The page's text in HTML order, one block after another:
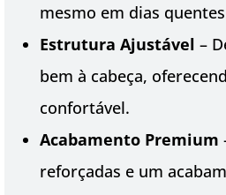
mesmo em dias
Estrutura Ajustável –
bem à cabeça,
confortável.
Acabamento Premium
reforçadas e um